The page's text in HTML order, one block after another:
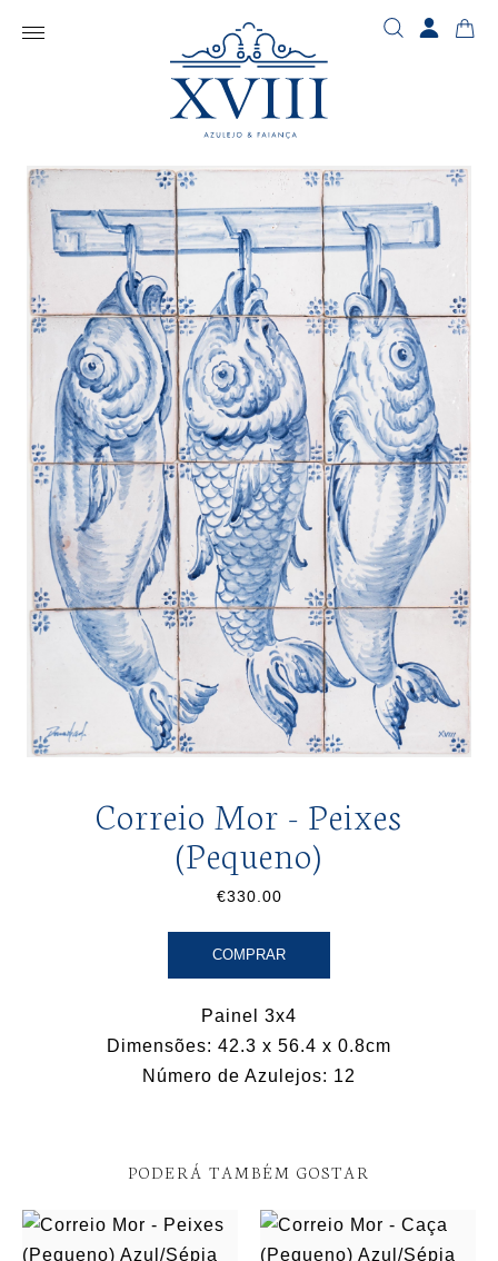
Correio Mor - Peixes
(Pequeno)
€330.00
COMPRAR
Painel 3x4
Dimensões: 42.3 x 56.4 x 0.8cm
Número de Azulejos: 12
PODERÁ TAMBÉM GOSTAR